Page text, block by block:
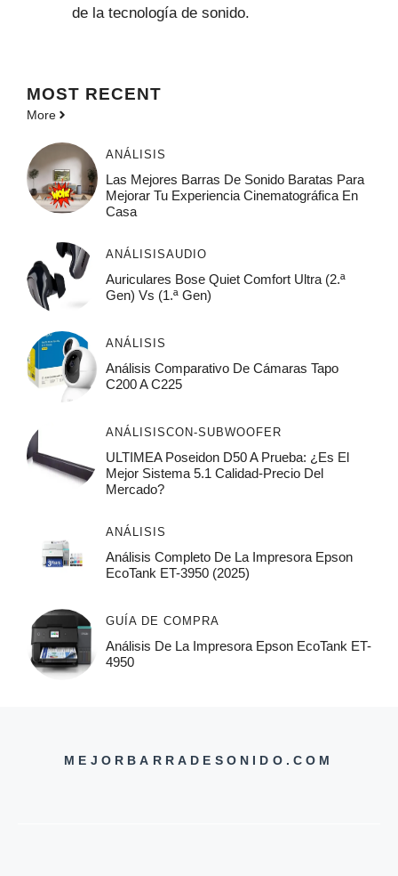
de la tecnología de sonido.
MOST RECENT
More
ANÁLISIS
Las Mejores Barras De Sonido Baratas Para
Mejorar Tu Experiencia Cinematográfica En
Casa
ANÁLISISAUDIO
Auriculares Bose Quiet Comfort Ultra (2.ª
Gen) Vs (1.ª Gen)
ANÁLISIS
Análisis Comparativo De Cámaras Tapo
C200 A C225
ANÁLISISCON-SUBWOOFER
ULTIMEA Poseidon D50 A Prueba: ¿Es El
Mejor Sistema 5.1 Calidad-Precio Del
Mercado?
ANÁLISIS
Análisis Completo De La Impresora Epson
EcoTank ET-3950 (2025)
GUÍA DE COMPRA
Análisis De La Impresora Epson EcoTank ET-
4950
MEJORBARRADESONIDO.COM